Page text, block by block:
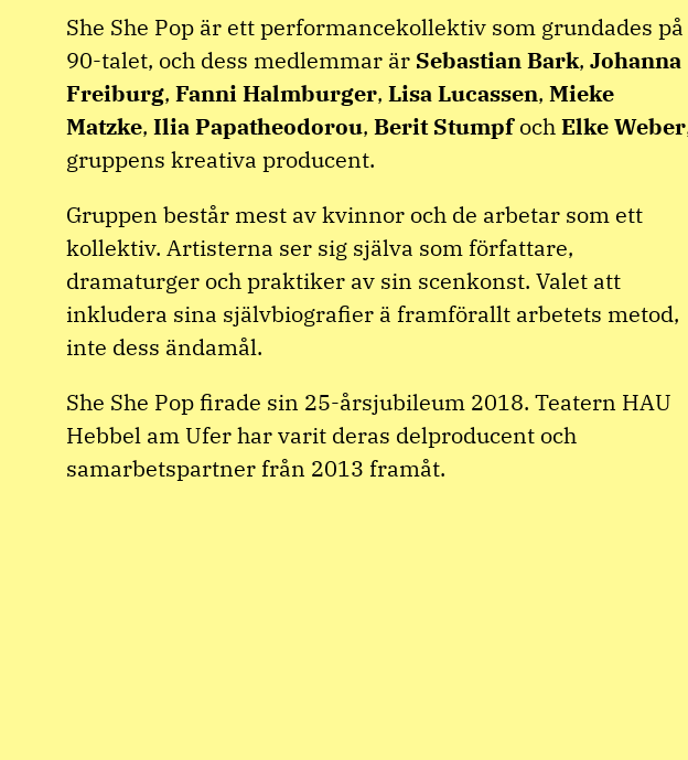
She She Pop är ett performancekollektiv som grundades på
90-talet, och dess medlemmar är Sebastian Bark, Johanna
Freiburg, Fanni Halmburger, Lisa Lucassen, Mieke
Matzke, Ilia Papatheodorou, Berit StumpfochElke Weber
gruppens kreativa producent.
Gruppen består mest av kvinnor och de arbetar som ett
kollektiv. Artisterna ser sig själva som författare,
dramaturger och praktiker av sin scenkonst. Valet att
inkludera sina självbiografier ä framförallt arbetets metod,
inte dess ändamål.
She She Pop firade sin 25-årsjubileum 2018. Teatern HAU
Hebbel am Ufer har varit deras delproducent och
samarbetspartner från 2013 framåt.